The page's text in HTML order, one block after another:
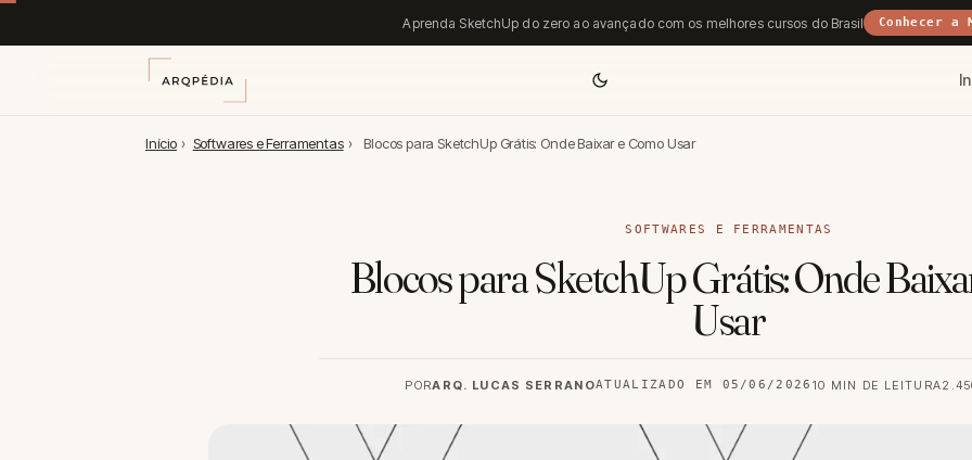
Aprenda SketchUp do zero ao avançado com os melhores cursos do Brasil Conhecer a
Início › Softwares e Ferramentas › Blocos para SketchUp Grátis: Onde Baixar e Como Usar
SOFTWARES E FERRAMENTAS
Blocos para SketchUp Grátis: Onde
Usar
PORARQ. LUCAS SERRANOATUALIZADO EM 05/06/2026 10 MIN DE LEITURA